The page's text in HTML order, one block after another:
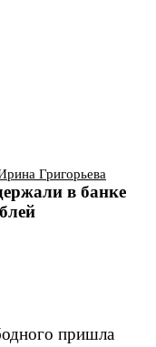
Григорьева
в банке
пришла